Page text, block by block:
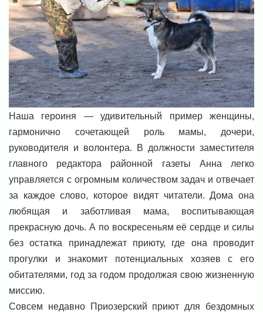
Наша героиня — удивительный пример женщины,
гармонично сочетающей роль мамы, дочери,
руководителя и волонтера. В должности заместителя
главного редактора районной газеты Анна легко
управляется с огромным количеством задач и отвечает
за каждое слово, которое видят читатели. Дома она
любящая и заботливая мама, воспитывающая
прекрасную дочь. А по воскресеньям её сердце и силы
без остатка принадлежат приюту, где она проводит
прогулки и знакомит потенциальных хозяев с его
обитателями, год за годом продолжая свою жизненную
миссию.
Совсем недавно Приозерский приют для бездомных